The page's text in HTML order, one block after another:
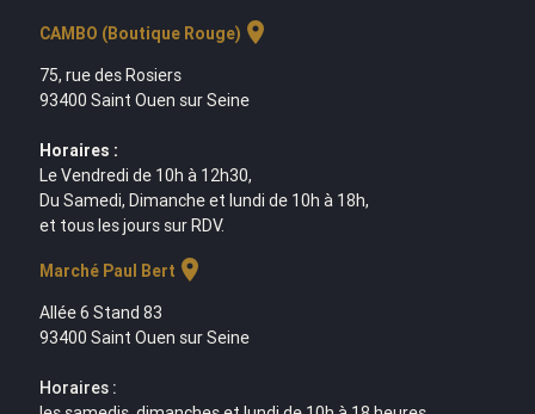
CAMBO (Boutique Rouge) location_on
75, rue des Rosiers
93400 Saint Ouen sur Seine
Horaires :
Le Vendredi de 10h à 12h30,
Du Samedi, Dimanche et lundi de 10h à 18h,
et tous les jours sur RDV.
Marché Paul Bert location_on
Allée 6 Stand 83
93400 Saint Ouen sur Seine
Horaires :